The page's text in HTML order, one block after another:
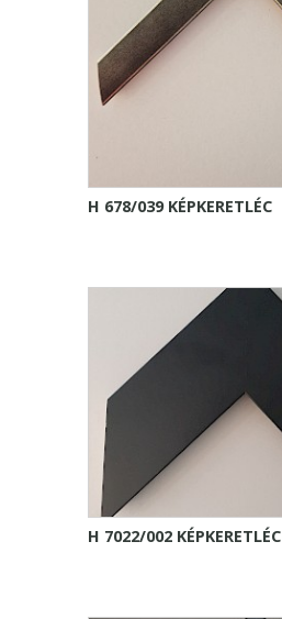
H 678/039 KÉPKERETLÉC
H 7022/002 KÉPKERETLÉC